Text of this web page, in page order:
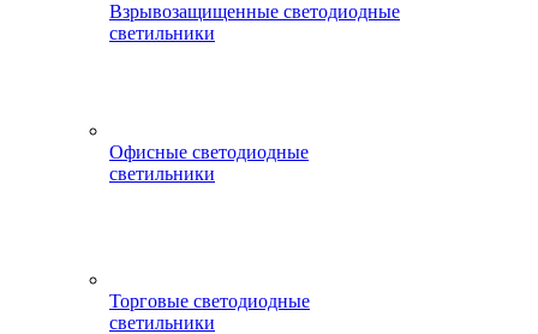
Взрывозащищенные светодиодные
светильники
Офисные светодиодные
светильники
Торговые светодиодные
светильники